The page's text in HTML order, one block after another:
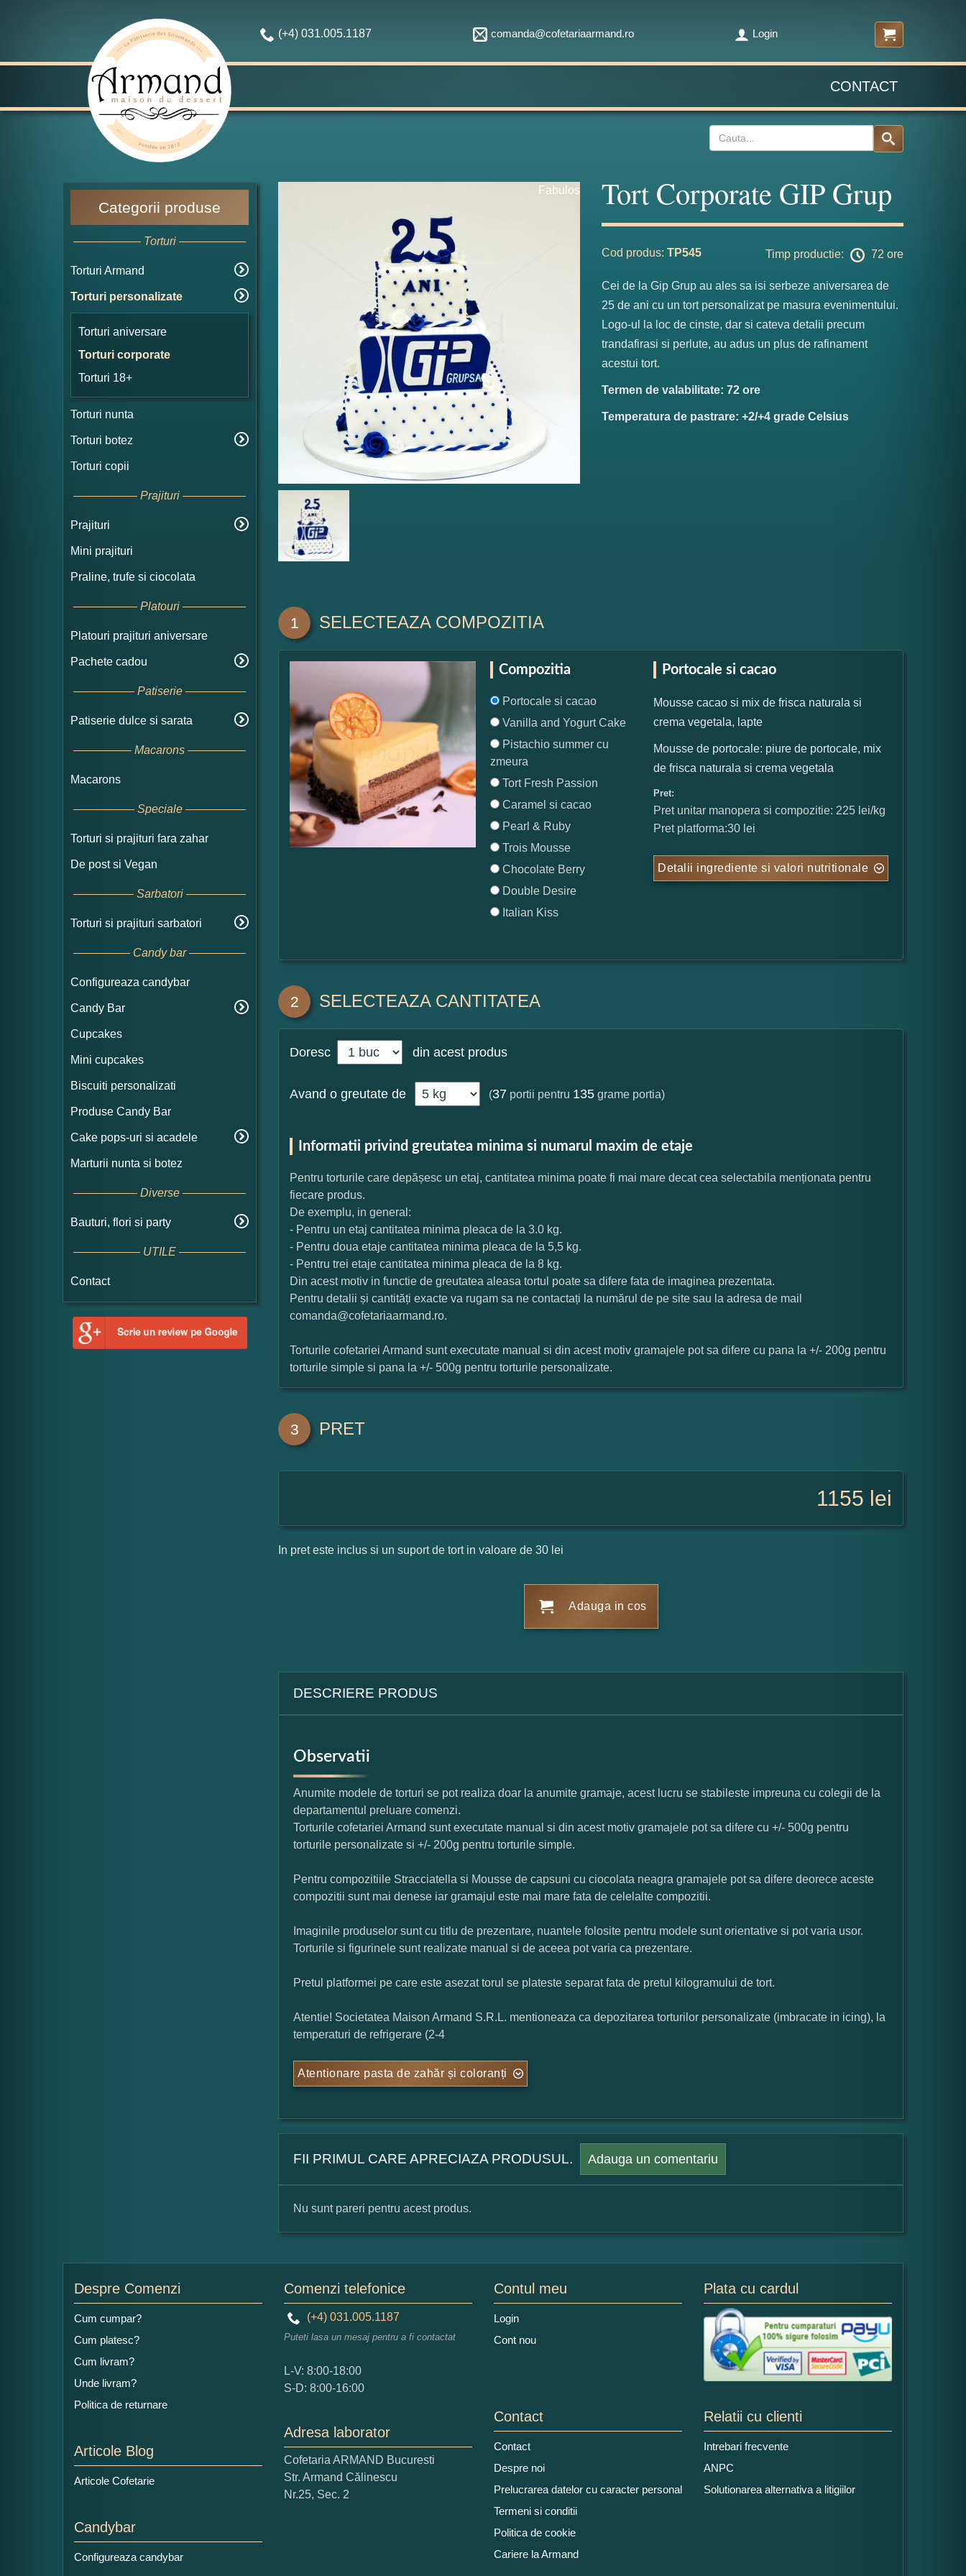
(+4) 031.005.1187 comanda@cofetariaarmand.ro Login
CONTACT
Categorii produse
Torturi
Torturi Armand
Torturi personalizate
Torturi aniversare
Torturi corporate
Torturi 18+
Torturi nunta
Torturi botez
Torturi copii
Prajituri
Prajituri
Mini prajituri
Praline, trufe si ciocolata
Platouri
Platouri prajituri aniversare
Pachete cadou
Patiserie
Patiserie dulce si sarata
Macarons
Macarons
Speciale
Torturi si prajituri fara zahar
De post si Vegan
Sarbatori
Torturi si prajituri sarbatori
Candy bar
Configureaza candybar
Candy Bar
Cupcakes
Mini cupcakes
Biscuiti personalizati
Produse Candy Bar
Cake pops-uri si acadele
Marturii nunta si botez
Diverse
Bauturi, flori si party
UTILE
Contact
Fabulos Tort Corporate GIP Grup
Cod produs: TP545 Timp productie: 72 ore
Cei de la Gip Grup au ales sa isi serbeze aniversarea de
25 de ani cu un tort personalizat pe masura evenimentului.
Logo-ul la loc de cinste, dar si cateva detalii precum
trandafirasi si perlute, au adus un plus de rafinament
acestui tort.
Termen de valabilitate: 72 ore
Temperatura de pastrare: +2/+4 grade Celsius
1 SELECTEAZA COMPOZITIA
Compozitia
Portocale si cacao
Vanilla and Yogurt Cake
Pistachio summer cu
zmeura
Tort Fresh Passion
Caramel si cacao
Pearl & Ruby
Trois Mousse
Chocolate Berry
Double Desire
Italian Kiss
Portocale si cacao
Mousse cacao si mix de frisca naturala si
crema vegetala, lapte
Mousse de portocale: piure de portocale, mix
de frisca naturala si crema vegetala
Pret:
Pret unitar manopera si compozitie: 225 lei/kg
Pret platforma:30 lei
Detalii ingrediente si valori nutritionale
2 SELECTEAZA CANTITATEA
Doresc din acest produs
Avand o greutate de (37 portii pentru 135 grame portia)
Informatii privind greutatea minima si numarul maxim de etaje
Pentru torturile care depășesc un etaj, cantitatea minima poate fi mai mare decat cea selectabila menționata pentru
fiecare produs.
De exemplu, in general:
- Pentru un etaj cantitatea minima pleaca de la 3.0 kg.
- Pentru doua etaje cantitatea minima pleaca de la 5,5 kg.
- Pentru trei etaje cantitatea minima pleaca de la 8 kg.
Din acest motiv in functie de greutatea aleasa tortul poate sa difere fata de imaginea prezentata.
Pentru detalii și cantități exacte va rugam sa ne contactați la numărul de pe site sau la adresa de mail
comanda@cofetariaarmand.ro.
Torturile cofetariei Armand sunt executate manual si din acest motiv gramajele pot sa difere cu pana la +/- 200g pentru
torturile simple si pana la +/- 500g pentru torturile personalizate.
3 PRET
1155 lei
In pret este inclus si un suport de tort in valoare de 30 lei
Adauga in cos
DESCRIERE PRODUS
Observatii
Anumite modele de torturi se pot realiza doar la anumite gramaje, acest lucru se stabileste impreuna cu colegii de la
departamentul preluare comenzi.
Torturile cofetariei Armand sunt executate manual si din acest motiv gramajele pot sa difere cu +/- 500g pentru
torturile personalizate si +/- 200g pentru torturile simple.
Pentru compozitiile Stracciatella si Mousse de capsuni cu ciocolata neagra gramajele pot sa difere deorece aceste
compozitii sunt mai denese iar gramajul este mai mare fata de celelalte compozitii.
Imaginile produselor sunt cu titlu de prezentare, nuantele folosite pentru modele sunt orientative si pot varia usor.
Torturile si figurinele sunt realizate manual si de aceea pot varia ca prezentare.
Pretul platformei pe care este asezat torul se plateste separat fata de pretul kilogramului de tort.
Atentie! Societatea Maison Armand S.R.L. mentioneaza ca depozitarea torturilor personalizate (imbracate in icing), la
temperaturi de refrigerare (2-4
Atentionare pasta de zahăr și coloranți
FII PRIMUL CARE APRECIAZA PRODUSUL. Adauga un comentariu
Numele dumneavoastra:
Adaugati o parere despre acest produs:
Ce nota acordati acestui produs?
1 2 3
Nu tocmai bun
Nu sunt pareri pentru acest produs.
Despre Comenzi
Cum cumpar?
Cum platesc?
Cum livram?
Unde livram?
Politica de returnare
Articole Blog
Articole Cofetarie
Candybar
Configureaza candybar
Comenzi telefonice
(+4) 031.005.1187
Puteti lasa un mesaj pentru a fi contactat
L-V: 8:00-18:00
S-D: 8:00-16:00
Adresa laborator
Cofetaria ARMAND Bucuresti
Str. Armand Călinescu
Nr.25, Sec. 2
Contul meu
Login
Cont nou
Plata cu cardul
Contact
Contact
Despre noi
Prelucrarea datelor cu caracter personal
Termeni si conditii
Politica de cookie
Cariere la Armand
Relatii cu clienti
Intrebari frecvente
ANPC
Solutionarea alternativa a litigiilor